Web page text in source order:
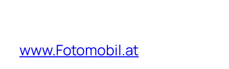
www.Fotomobil.at